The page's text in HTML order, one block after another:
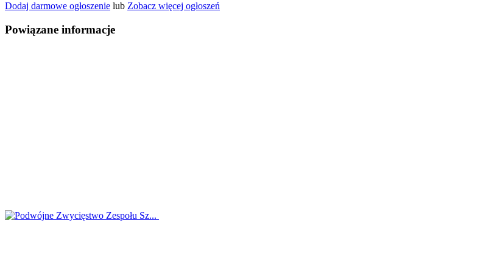
Dodaj darmowe ogłoszenie lub Zobacz więcej ogłoszeń
Powiązane informacje